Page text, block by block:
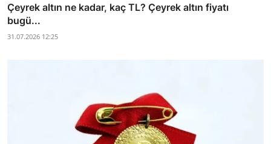
Çeyrek altın ne kadar, kaç TL? Çeyrek altın fiyatı
bugü...
31.07.2026 12:25